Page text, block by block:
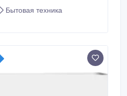
ситуациях.
и
стойкие пятна с
Бытовая техника